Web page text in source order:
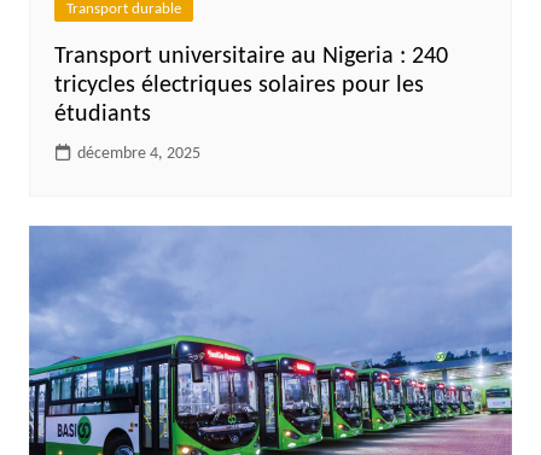
Transport durable
Transport universitaire au Nigeria : 240
tricycles électriques solaires pour les
étudiants
décembre 4, 2025